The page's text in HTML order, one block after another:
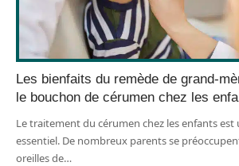
Les bienfaits du remède de grand-
le bouchon de cérumen chez les
Le traitement du cérumen chez les enfants est
essentiel. De nombreux parents se
oreilles de…